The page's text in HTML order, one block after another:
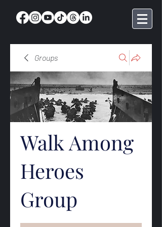
Groups
Walk Among
Heroes
Group